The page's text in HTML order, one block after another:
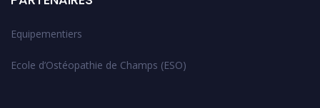
Equipementiers
Ecole d’Ostéopathie de Champs (ESO)